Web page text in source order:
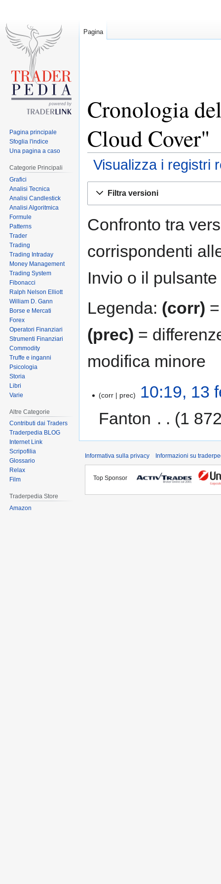
Cronologia
Cloud Cover"
Visualizza i registri
Filtra versioni
Confronto tra
corrispondenti
Invio o il
Legenda: (corr)
(prec) =
modifica minore
corr prec
10:19, 13
Fanton
1
Pagina
Pagina principale
Sfoglia l'indice
Una pagina a caso
Categorie Principali
Grafici
Analisi Tecnica
Analisi Candlestick
Analisi Algoritmica
Formule
Patterns
Trader
Trading
Trading Intraday
Money Management
Trading System
Fibonacci
Ralph Nelson Elliott
William D. Gann
Borse e Mercati
Forex
Operatori Finanziari
Strumenti Finanziari
Commodity
Truffe e inganni
Psicologia
Storia
Libri
Varie
Altre Categorie
Contributi dai Traders
Traderpedia BLOG
Internet Link
Scripofilia
Glossario
Relax
Film
Traderpedia Store
Amazon
Informativa sulla privacy Informazioni su
Top Sponsor